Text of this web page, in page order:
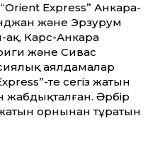
Express” Анкара-
және Эрзурум
Карс-Анкара
және Сивас
аялдамалар
те сегіз жатын
Әрбір
орнынан тұратын